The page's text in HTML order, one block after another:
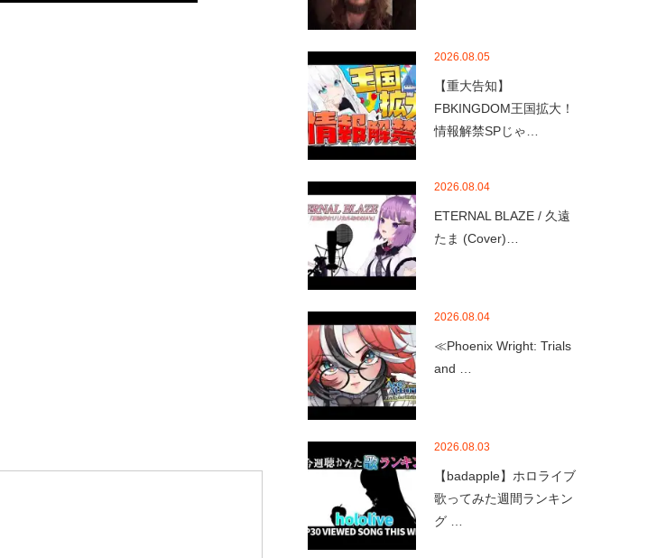
2026.08.05
【重大告知】
FBKINGDOM王国拡大！
情報解禁SPじゃ…
2026.08.04
ETERNAL BLAZE / 久遠
たま (Cover)…
2026.08.04
≪Phoenix Wright: Trials
and …
2026.08.03
【badapple】ホロライブ
歌ってみた週間ランキン
グ …